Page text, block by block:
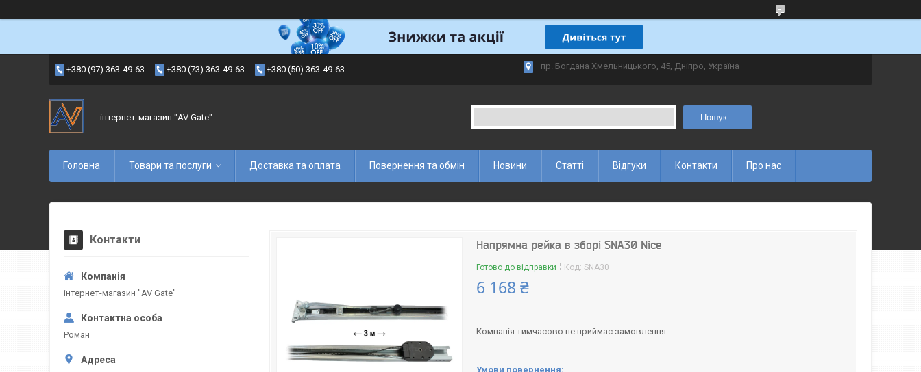
+380 (97) 363-49-63 +380 (73) 363-49-63 +380 (50) 363-49-63 пр. Богдана Хмельницького, 45, Дніпро, Україна
інтернет-магазин "AV Gate" Пошук...
Головна Товари та послуги Доставка та оплата Повернення та обмін Новини Статті Відгуки Контакти Про нас
Напрямна рейка в зборі SNA30 Nice
Готово до відправки Код: SNA30
6 168 ₴
Компанія тимчасово не приймає замовлення
Контакти
інтернет-магазин "AV Gate"
Роман